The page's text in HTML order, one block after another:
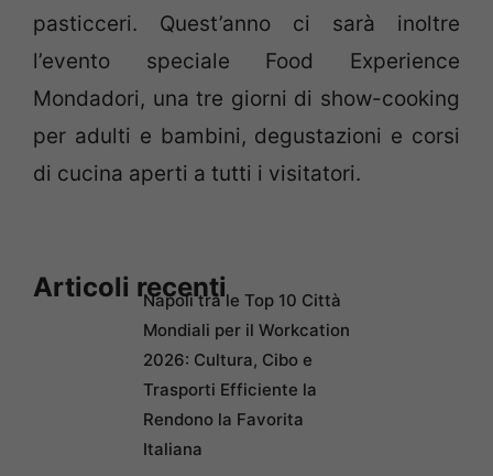
pasticceri. Quest’anno ci sarà inoltre
l’evento speciale Food Experience
Mondadori, una tre giorni di show-cooking
per adulti e bambini, degustazioni e corsi
di cucina aperti a tutti i visitatori.
Articoli recentiNapoli tra le Top 10 Città
Mondiali per il Workcation
2026: Cultura, Cibo e
Trasporti Efficiente la
Rendono la Favorita
Italiana